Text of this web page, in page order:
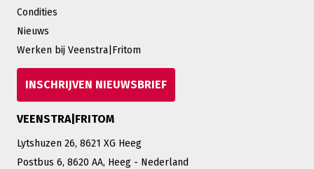
Condities
Nieuws
Werken bij Veenstra|Fritom
INSCHRIJVEN NIEUWSBRIEF
VEENSTRA|FRITOM
Lytshuzen 26, 8621 XG Heeg
Postbus 6, 8620 AA, Heeg - Nederland